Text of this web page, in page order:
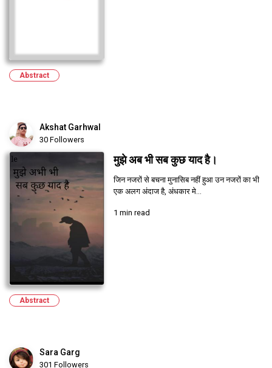
Abstract
Akshat Garhwal
30 Followers
मुझे अब भी सब कुछ याद है।
जिन नजरों से बचना मुनासिब नहीं हुआ उन नजरों का भी
एक अलग अंदाज है, अंधकार मे...
1 min read
Abstract
Sara Garg
301 Followers